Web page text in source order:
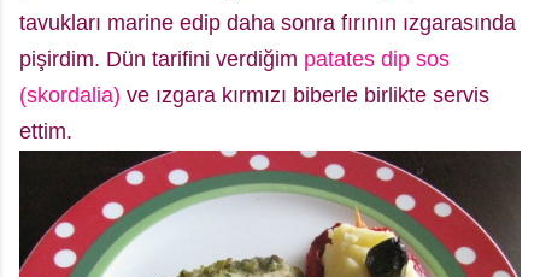
tavukları marine edip daha sonra fırının ızgarasında
pişirdim. Dün tarifini verdiğim patates dip sos
(skordalia) ve ızgara kırmızı biberle birlikte servis
ettim.